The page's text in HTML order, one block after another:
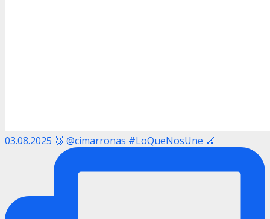
03.08.2025 🥉 @cimarronas #LoQueNosUne 🏑